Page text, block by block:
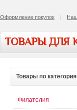
Оформление покупок
ТОВАРЫ ДЛЯ
Товары по
Филателия